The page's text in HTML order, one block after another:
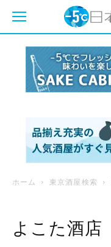
ホーム 東京酒屋検索
よこた酒店